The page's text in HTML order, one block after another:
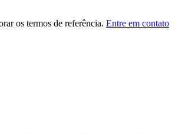
os termos de referência. Entre em contato